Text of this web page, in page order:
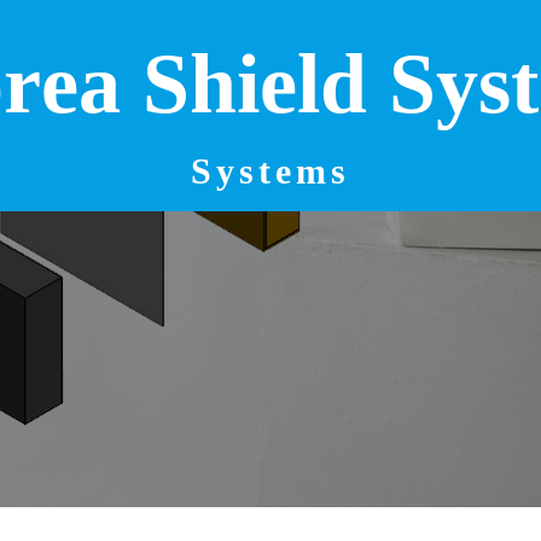
rea Shield Syst
Systems